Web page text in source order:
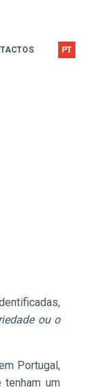
PT
ou o
Portugal,
um